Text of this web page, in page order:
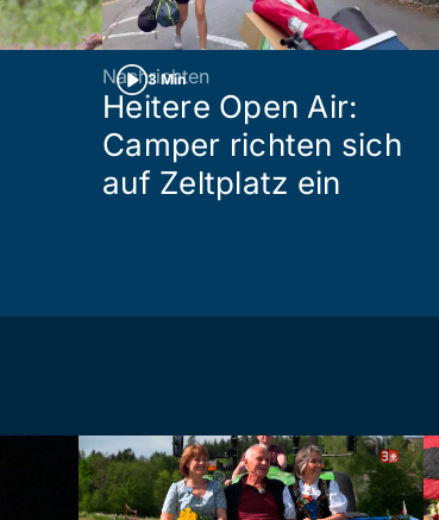
3 Min
Nachrichten
Heitere Open Air:
Camper richten sich
auf Zeltplatz ein